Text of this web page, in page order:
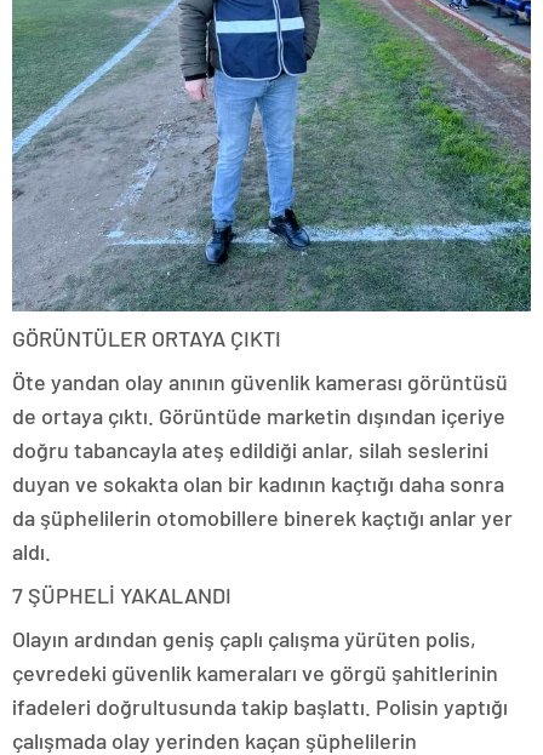
GÖRÜNTÜLER ORTAYA ÇIKTI
Öte yandan olay anının güvenlik kamerası görüntüsü
de ortaya çıktı. Görüntüde marketin dışından içeriye
doğru tabancayla ateş edildiği anlar, silah seslerini
duyan ve sokakta olan bir kadının kaçtığı daha sonra
da şüphelilerin otomobillere binerek kaçtığı anlar yer
aldı.
7 ŞÜPHELİ YAKALANDI
Olayın ardından geniş çaplı çalışma yürüten polis,
çevredeki güvenlik kameraları ve görgü şahitlerinin
ifadeleri doğrultusunda takip başlattı. Polisin yaptığı
çalışmada olay yerinden kaçan şüphelilerin